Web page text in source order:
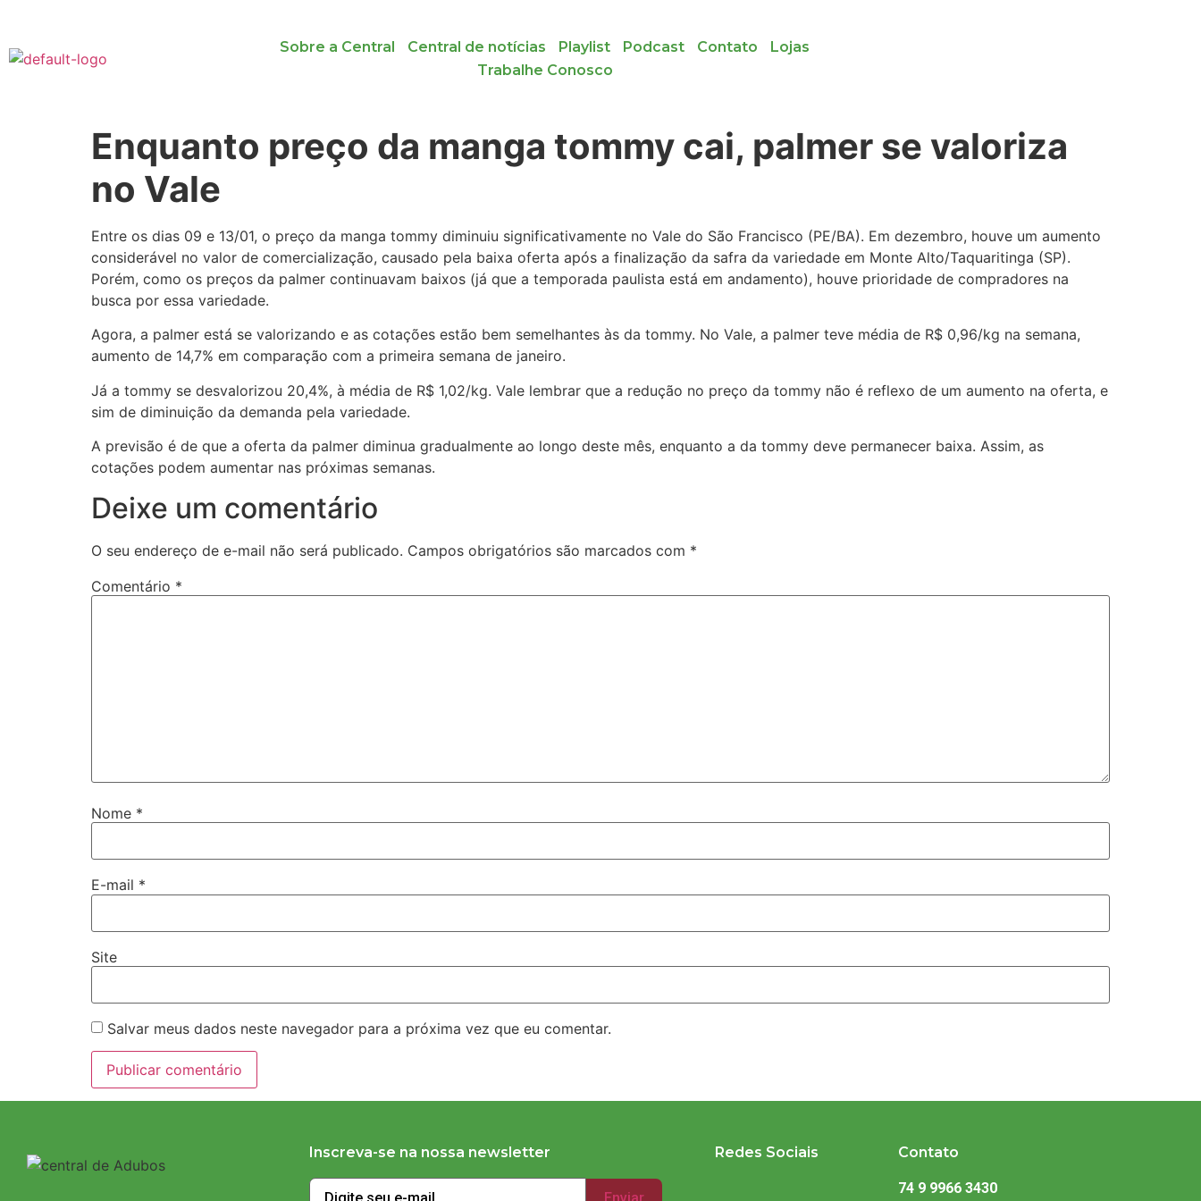
Sobre a Central Central de notícias Playlist Podcast Contato
Lojas
Trabalhe Conosco
Enquanto preço da manga tommy cai, palmer se valoriza
no Vale
Entre os dias 09 e 13/01, o preço da manga tommy diminuiu significativamente no Vale do São Francisco (PE/BA). Em dezembro, houve um aumento
considerável no valor de comercialização, causado pela baixa oferta após a finalização da safra da variedade em Monte Alto/Taquaritinga (SP).
Porém, como os preços da palmer continuavam baixos (já que a temporada paulista está em andamento), houve prioridade de compradores na
busca por essa variedade.
Agora, a palmer está se valorizando e as cotações estão bem semelhantes às da tommy. No Vale, a palmer teve média de R$ 0,96/kg na semana,
aumento de 14,7% em comparação com a primeira semana de janeiro.
Já a tommy se desvalorizou 20,4%, à média de R$ 1,02/kg. Vale lembrar que a redução no preço da tommy não é reflexo de um aumento na oferta, e
sim de diminuição da demanda pela variedade.
A previsão é de que a oferta da palmer diminua gradualmente ao longo deste mês, enquanto a da tommy deve permanecer baixa. Assim, as
cotações podem aumentar nas próximas semanas.
Deixe um comentário
O seu endereço de e-mail não será publicado. Campos obrigatórios são marcados com *
Comentário *
Nome *
E-mail *
Site
Salvar meus dados neste navegador para a próxima vez que eu comentar.
Inscreva-se na nossa newsletter Redes Sociais Contato
74 9 9966 3430